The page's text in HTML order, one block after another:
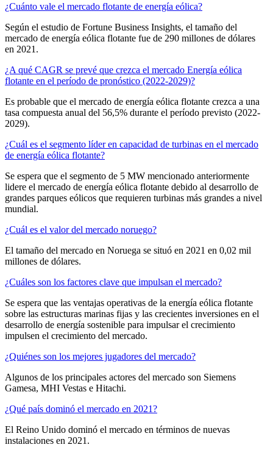
¿Cuánto vale el mercado flotante de energía eólica?
Según el estudio de Fortune Business Insights, el tamaño del
mercado de energía eólica flotante fue de 290 millones de dólares
en 2021.
¿A qué CAGR se prevé que crezca el mercado Energía eólica
flotante en el período de pronóstico (2022-2029)?
Es probable que el mercado de energía eólica flotante crezca a una
tasa compuesta anual del 56,5% durante el período previsto (2022-
2029).
¿Cuál es el segmento líder en capacidad de turbinas en el mercado
de energía eólica flotante?
Se espera que el segmento de 5 MW mencionado anteriormente
lidere el mercado de energía eólica flotante debido al desarrollo de
grandes parques eólicos que requieren turbinas más grandes a nivel
mundial.
¿Cuál es el valor del mercado noruego?
El tamaño del mercado en Noruega se situó en 2021 en 0,02 mil
millones de dólares.
¿Cuáles son los factores clave que impulsan el mercado?
Se espera que las ventajas operativas de la energía eólica flotante
sobre las estructuras marinas fijas y las crecientes inversiones en el
desarrollo de energía sostenible para impulsar el crecimiento
impulsen el crecimiento del mercado.
¿Quiénes son los mejores jugadores del mercado?
Algunos de los principales actores del mercado son Siemens
Gamesa, MHI Vestas e Hitachi.
¿Qué país dominó el mercado en 2021?
El Reino Unido dominó el mercado en términos de nuevas
instalaciones en 2021.